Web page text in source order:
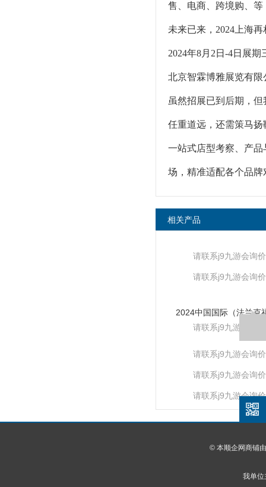
售、电商、跨境购、等
未来已来，2024上海再
2024年8月2日-4日展
北京智霖博雅展览有
虽然招展已到后期，
任重道远，还需策马扬
一站式店型考察、产
场，精准适配各个品
相关产品
请联系j9九游会询价
请联系j9九游会询价
请联系j9九游会询价
请联系j9九游会询价
请联系j9九游会询价
请联系j9九游会询价
© 本顺企网商铺由
我单位